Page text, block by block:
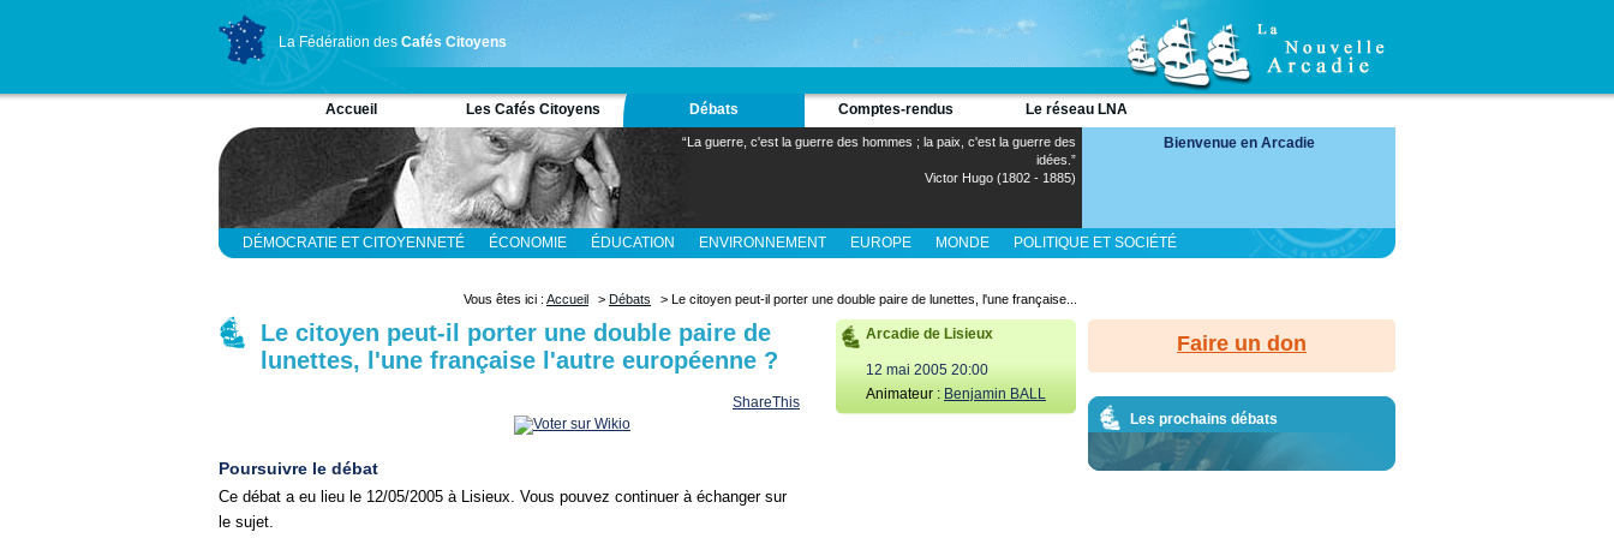
La Fédération des Cafés Citoyens
Accueil Les Cafés Citoyens Débats Comptes-rendus Le réseau LNA
“La guerre, c'est la guerre des hommes ; la paix, c'est la guerre des
idées.”
Victor Hugo (1802 - 1885)
Bienvenue en Arcadie
DÉMOCRATIE ET CITOYENNETÉ ÉCONOMIE ÉDUCATION ENVIRONNEMENT EUROPE MONDE
POLITIQUE ET SOCIÉTÉ
Vous êtes ici : Accueil > Débats > Le citoyen peut-il porter une double paire de lunettes, l'une française...
Le citoyen peut-il porter une double paire de
lunettes, l'une française l'autre européenne ?
ShareThis
Poursuivre le débat
Ce débat a eu lieu le 12/05/2005 à Lisieux. Vous pouvez continuer à échanger sur
le sujet.
Arcadie de Lisieux
12 mai 2005 20:00
Animateur : Benjamin BALL
Faire un don
Les prochains débats